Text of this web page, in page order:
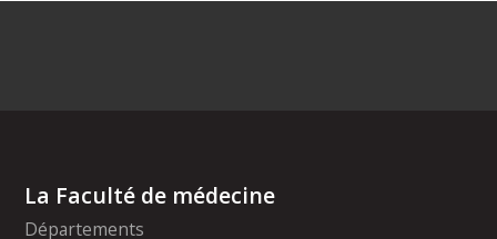
La Faculté de médecine
Départements